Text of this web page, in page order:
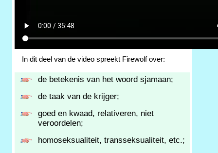
In dit deel van de video spreekt Firewolf over:
de betekenis van het woord sjamaan;
de taak van de krijger;
goed en kwaad, relativeren, niet
veroordelen;
homoseksualiteit, transseksualiteit, etc.;